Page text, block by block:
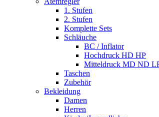
1. Stufen
2. Stufen
Komplette Sets
Schläuche
BC / Inflator
Hochdruck HD HP
Mitteldruck MD ND
Taschen
Zubehör
Bekleidung
Damen
Herren